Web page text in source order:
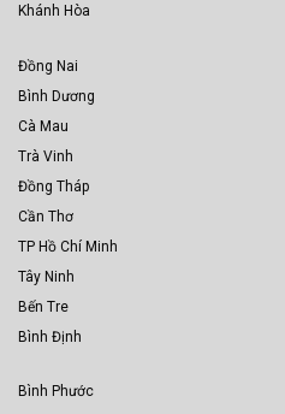
Khánh Hòa
Đồng Nai
Bình Dương
Cà Mau
Trà Vinh
Đồng Tháp
Cần Thơ
TP Hồ Chí Minh
Tây Ninh
Bến Tre
Bình Định
Bình Phước